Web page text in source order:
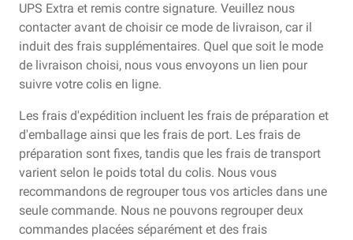
UPS Extra et remis contre signature. Veuillez nous
contacter avant de choisir ce mode de livraison, car il
induit des frais supplémentaires. Quel que soit le mode
de livraison choisi, nous vous envoyons un lien pour
suivre votre colis en ligne.
Les frais d'expédition incluent les frais de préparation et
d'emballage ainsi que les frais de port. Les frais de
préparation sont fixes, tandis que les frais de transport
varient selon le poids total du colis. Nous vous
recommandons de regrouper tous vos articles dans une
seule commande. Nous ne pouvons regrouper deux
commandes placées séparément et des frais